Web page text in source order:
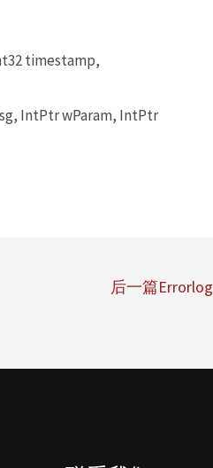
timestamp,
IntPtr wParam, IntPtr
后一篇Errorlog